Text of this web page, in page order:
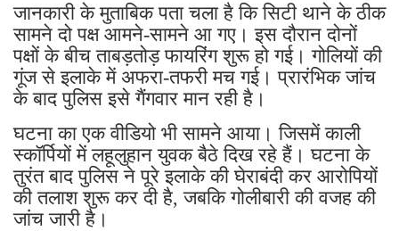
जानकारी के मुताबिक पता चला है कि सिटी थाने के ठीक
सामने दो पक्ष आमने-सामने आ गए। इस दौरान दोनों
पक्षों के बीच ताबड़तोड़ फायरिंग शुरू हो गई। गोलियों की
गूंज से इलाके में अफरा-तफरी मच गई। प्रारंभिक जांच
के बाद पुलिस इसे गैंगवार मान रही है।
घटना का एक वीडियो भी सामने आया। जिसमें काली
स्कॉर्पियों में लहूलुहान युवक बैठे दिख रहे हैं। घटना के
तुरंत बाद पुलिस ने पूरे इलाके की घेराबंदी कर आरोपियों
की तलाश शुरू कर दी है, जबकि गोलीबारी की वजह की
जांच जारी है।